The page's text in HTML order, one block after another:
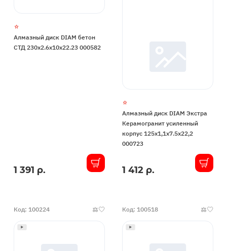
Алмазный диск DIAM бетон
СТД 230x2.6x10x22.23 000582
В1 391 р.
Алмазный диск DIAM Экстра
Керамогранит усиленный
корпус 125x1,1x7.5x22,2
000723
В1 412 р.
Код: 100224 Код: 100518